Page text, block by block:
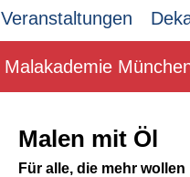
Veranstaltungen
Malakademie
Malen mit Öl
Für alle, die mehr wollen